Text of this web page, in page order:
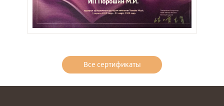
Все сертификаты